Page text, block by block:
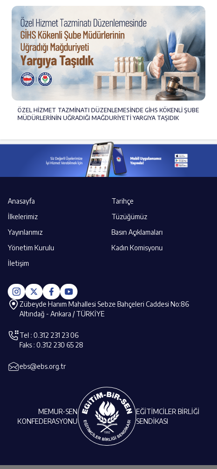
ÖZEL HİZMET TAZMİNATI DÜZENLEMESİNDE GİHS KÖKENLİ ŞUBE
MÜDÜRLERİNİN UĞRADIĞI MAĞDURİYETİ YARGIYA TAŞIDIK
Anasayfa
Tarihçe
İlkelerimiz
Tüzüğümüz
Yayınlarımız
Basın Açıklamaları
Yönetim Kurulu
Kadın Komisyonu
İletişim
MEMUR-SEN
KONFEDERASYONU
EĞİTİMCİLER BİRLİĞİ
SENDİKASI
Zübeyde Hanım Mahallesi Sebze Bahçeleri Caddesi No:86
Altındağ - Ankara / TÜRKİYE
Tel : 0.312 231 23 06
Faks : 0.312 230 65 28
ebs@ebs.org.tr